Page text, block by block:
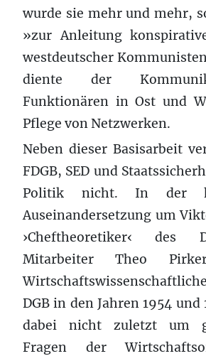
wurde sie mehr und mehr,
»zur Anleitung
westdeutscher
diente der
Funktionären in Ost und
Pflege von Netzwerken.
Neben dieser Basisarbeit
FDGB, SED und
Politik nicht. In der
Auseinandersetzung um
›Cheftheoretiker‹ des
Mitarbeiter Theo
DGB in den Jahren 1954
dabei nicht zuletzt um
Fragen der